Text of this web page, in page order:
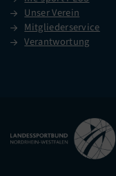
Unser Verein
Mitgliederservice
Verantwortung